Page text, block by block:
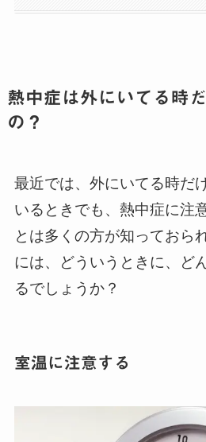
熱中症は外にいてる時
の？
最近では、外にいてる時だ
いるときでも、熱中症に注
とは多くの方が知っておら
には、どういうときに、ど
るでしょうか？
室温に注意する